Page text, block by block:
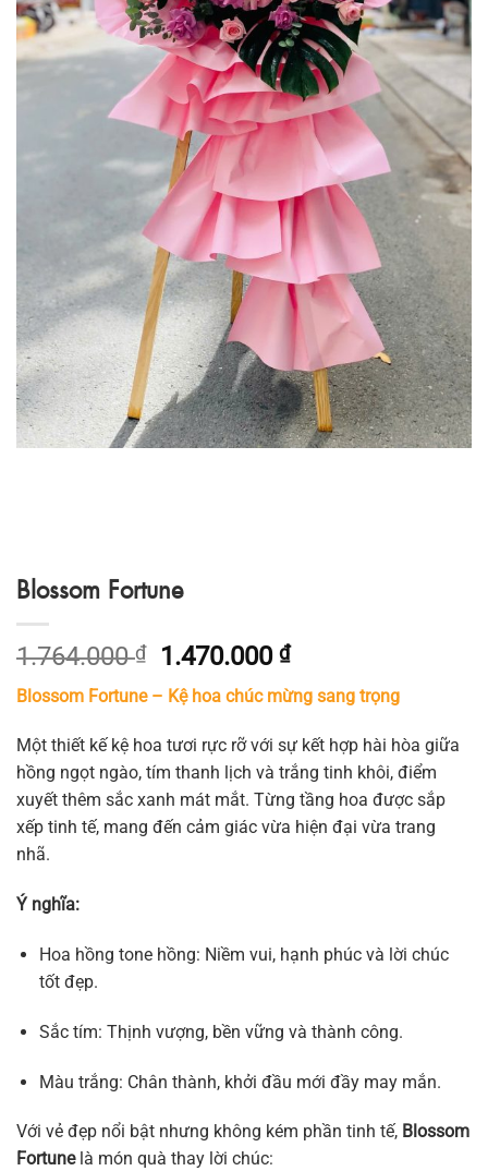
Blossom Fortune
1.764.000₫
Giá
gốc
là:
1.764.000 ₫.
1.470.000₫Giá
tại
là:
1.470.000 ₫.
Blossom Fortune – Kệ hoa chúc mừng sang trọng
Một thiết kế kệ hoa tươi rực rỡ với sự kết hợp hài hòa giữa
hồng ngọt ngào, tím thanh lịch và trắng tinh khôi, điểm
xuyết thêm sắc xanh mát mắt. Từng tầng hoa được sắp
xếp tinh tế, mang đến cảm giác vừa hiện đại vừa trang
nhã.
Ý nghĩa:
Hoa hồng tone hồng: Niềm vui, hạnh phúc và lời chúc
tốt đẹp.
Sắc tím: Thịnh vượng, bền vững và thành công.
Màu trắng: Chân thành, khởi đầu mới đầy may mắn.
Với vẻ đẹp nổi bật nhưng không kém phần tinh tế, Blossom
Fortunelà món quà thay lời chúc: